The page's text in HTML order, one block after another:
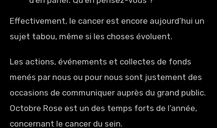
Effectivement, le cancer est encore aujourd’hui un
sujet tabou, même si les choses évoluent.
Les actions, événements et collectes de fonds
menés par nous ou pour nous sont justement des
occasions de communiquer auprès du grand public.
Octobre Rose est un des temps forts de l’année,
concernant le cancer du sein.